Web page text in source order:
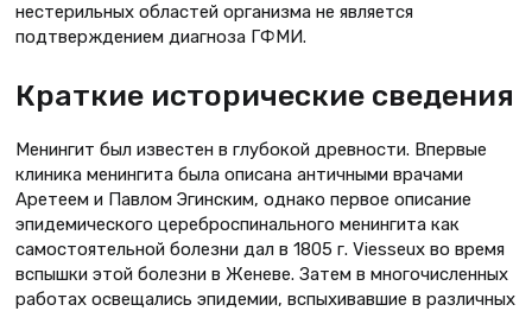
нестерильных областей организма не является
подтверждением диагноза ГФМИ.
Краткие исторические сведения
Менингит был известен в глубокой древности. Впервые
клиника менингита была описана античными врачами
Аретеем и Павлом Эгинским, однако первое описание
эпидемического цереброспинального менингита как
самостоятельной болезни дал в 1805 г. Viesseux во время
вспышки этой болезни в Женеве. Затем в многочисленных
работах освещались эпидемии, вспыхивавшие в различных